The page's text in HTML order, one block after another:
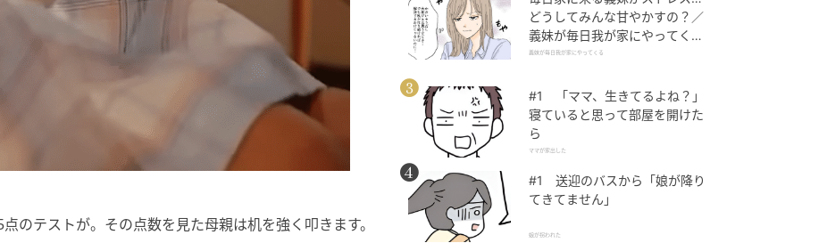
のテストが。その点数を見た母親は机を強く叩きます。
どうしてみんな甘やかすの？／
義妹が毎日我が家にやってくる
（1）【義父母がシンドイんで
義妹が毎日我が家にやってくる
#1 「ママ、生きてるよね？」
寝ていると思って部屋を開けた
ら
ママが家出した
#1 送迎のバスから「娘が降り
てきてません」
娘が拐われた